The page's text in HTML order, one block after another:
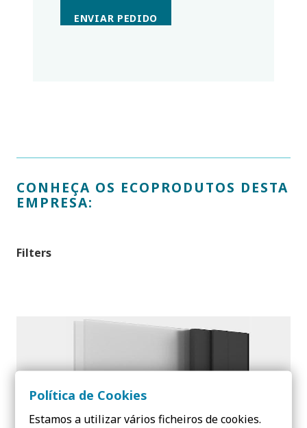
ENVIAR PEDIDO
CONHEÇA OS ECOPRODUTOS DESTA
EMPRESA:
Filters
Política de Cookies
Estamos a utilizar vários ficheiros de cookies.